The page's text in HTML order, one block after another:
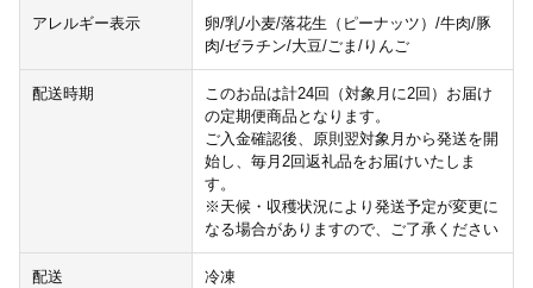
アレルギー表示
卵/乳/小麦/落花生（ピーナッツ）/牛肉/豚
肉/ゼラチン/大豆/ごま/りんご
配送時期
このお品は計24回（対象月に2回）お届け
の定期便商品となります。
ご入金確認後、原則翌対象月から発送を開
始し、毎月2回返礼品をお届けいたしま
す。
※天候・収穫状況により発送予定が変更に
なる場合がありますので、ご了承ください
配送 冷凍